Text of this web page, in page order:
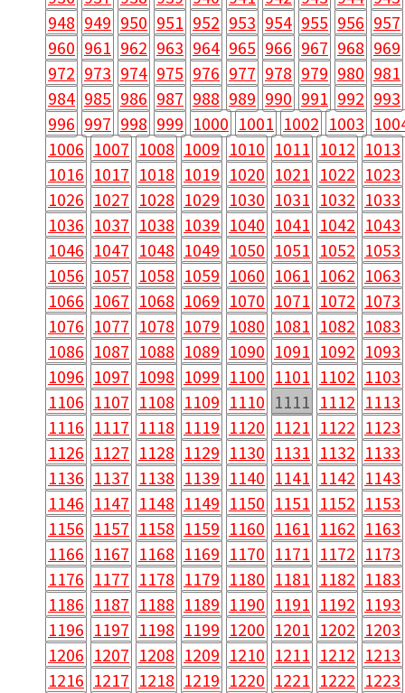
948 949 950 951 952 953 954 955 956 957
960 961 962 963 964 965 966 967 968 969
972 973 974 975 976 977 978 979 980 981
984 985 986 987 988 989 990 991 992 993
996 997 998 999 1000 1001 1002 1003
1006 1007 1008 1009 1010 1011 1012 1013
1016 1017 1018 1019 1020 1021 1022 1023
1026 1027 1028 1029 1030 1031 1032 1033
1036 1037 1038 1039 1040 1041 1042 1043
1046 1047 1048 1049 1050 1051 1052 1053
1056 1057 1058 1059 1060 1061 1062 1063
1066 1067 1068 1069 1070 1071 1072 1073
1076 1077 1078 1079 1080 1081 1082 1083
1086 1087 1088 1089 1090 1091 1092 1093
1096 1097 1098 1099 1100 1101 1102 1103
1106 1107 1108 1109 1110 1111 1112 1113
1116 1117 1118 1119 1120 1121 1122 1123
1126 1127 1128 1129 1130 1131 1132 1133
1136 1137 1138 1139 1140 1141 1142 1143
1146 1147 1148 1149 1150 1151 1152 1153
1156 1157 1158 1159 1160 1161 1162 1163
1166 1167 1168 1169 1170 1171 1172 1173
1176 1177 1178 1179 1180 1181 1182 1183
1186 1187 1188 1189 1190 1191 1192 1193
1196 1197 1198 1199 1200 1201 1202 1203
1206 1207 1208 1209 1210 1211 1212 1213
1216 1217 1218 1219 1220 1221 1222 1223